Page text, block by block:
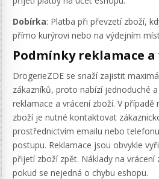
Dobírka: Platba při převzetí zboží,
přímo kurýrovi nebo na výdejním
Podmínky reklamace
DrogerieZDE se snaží zajistit
zákazníků, proto nabízí jednoduché
reklamace a vrácení zboží. V případě
zboží je nutné kontaktovat
prostřednictvím emailu nebo
postupu. Reklamace jsou obvykle
přijetí zboží zpět. Náklady na vrácení
pokud se nejedná o chybu eshopu.